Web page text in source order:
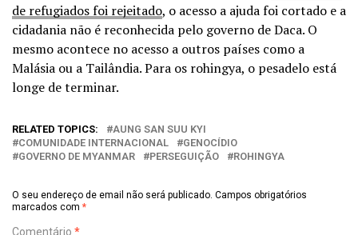
de refugiados foi rejeitado, o acesso a ajuda foi cortado e a
cidadania não é reconhecida pelo governo de Daca. O
mesmo acontece no acesso a outros países como a
Malásia ou a Tailândia. Para os rohingya, o pesadelo está
longe de terminar.
RELATED TOPICS:
AUNG SAN SUU KYI
COMUNIDADE INTERNACIONAL
GENOCÍDIO
GOVERNO DE MYANMAR
PERSEGUIÇÃO ROHINGYA
O seu endereço de email não será publicado. Campos obrigatórios
marcados com *
Comentário *